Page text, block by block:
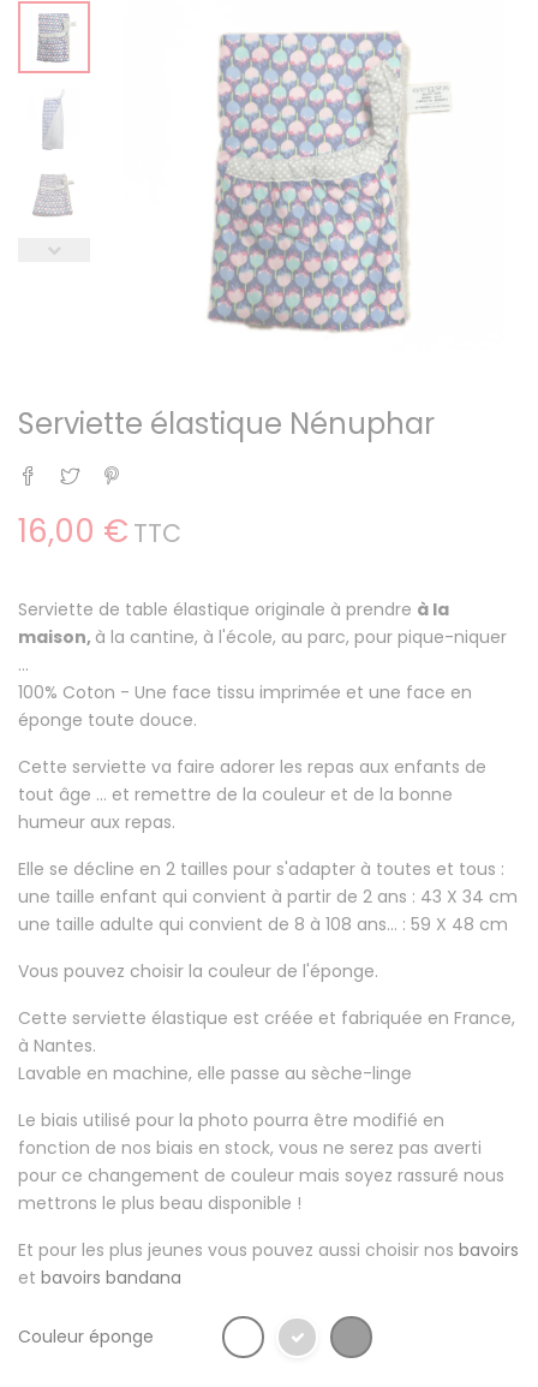
Serviette élastique Nénuphar
Partager
Tweet
16,00 € TTC
Serviette de table élastique originale à prendre à la
maison, à la cantine, à l'école, au parc, pour pique-niquer
...
100% Coton - Une face tissu imprimée et une face en
éponge toute douce.
Cette serviette va faire adorer les repas aux enfants de
tout âge ... et remettre de la couleur et de la bonne
humeur aux repas.
Elle se décline en 2 tailles pour s'adapter à toutes et tous :
une taille enfant qui convient à partir de 2 ans : 43 X 34 cm
une taille adulte qui convient de 8 à 108 ans... : 59 X 48 cm
Vous pouvez choisir la couleur de l'éponge.
Cette serviette élastique est créée et fabriquée en France,
à Nantes.
Lavable en machine, elle passe au sèche-linge
Le biais utilisé pour la photo pourra être modifié en
fonction de nos biais en stock, vous ne serez pas averti
pour ce changement de couleur mais soyez rassuré nous
mettrons le plus beau disponible !
Et pour les plus jeunes vous pouvez aussi choisir nos bavoirs
et bavoirs bandana
Couleur éponge